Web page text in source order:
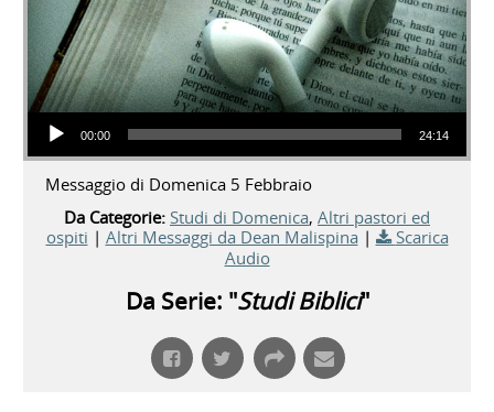
Audio Player
00:00 24:14
Messaggio di Domenica 5 Febbraio
Da Categorie: Studi di Domenica, Altri pastori ed
ospiti | Altri Messaggi da Dean Malispina |
Scarica
Audio
Da Serie: "Studi Biblici"